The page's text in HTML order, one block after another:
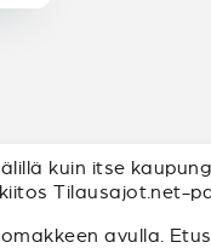
kuin itse
Tilausajot.net-
avulla.